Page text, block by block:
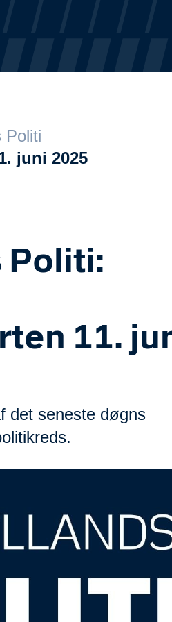
Politi
juni 2025
Politi:
11.
det seneste døgns